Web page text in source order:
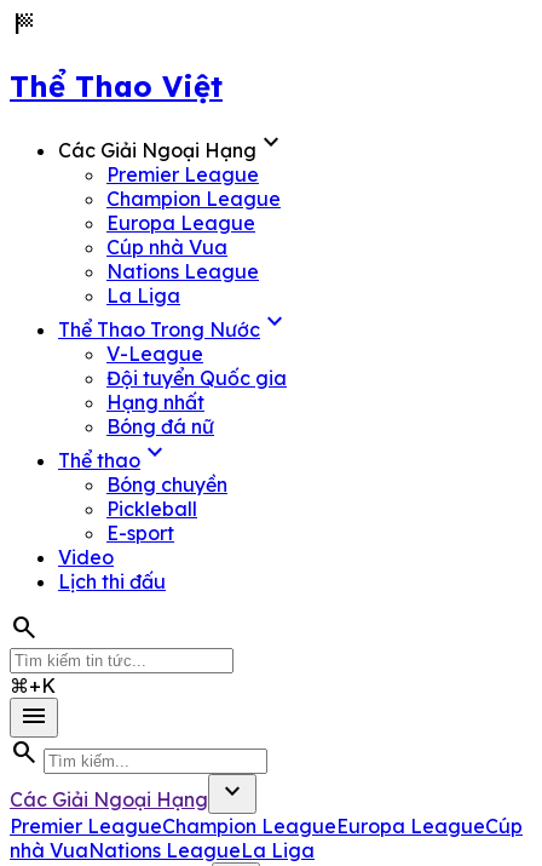
sports_score
Thể Thao Việt
Các Giải Ngoại Hạng expand_more
Premier League
Champion League
Europa League
Cúp nhà Vua
Nations League
La Liga
Thể Thao Trong Nước expand_more
V-League
Đội tuyển Quốc gia
Hạng nhất
Bóng đá nữ
Thể thao expand_more
Bóng chuyền
Pickleball
E-sport
Video
Lịch thi đấu
search
⌘+K
menu
search
Các Giải Ngoại Hạng expand_more
Premier LeagueChampion LeagueEuropa LeagueCúp
nhà VuaNations LeagueLa Liga